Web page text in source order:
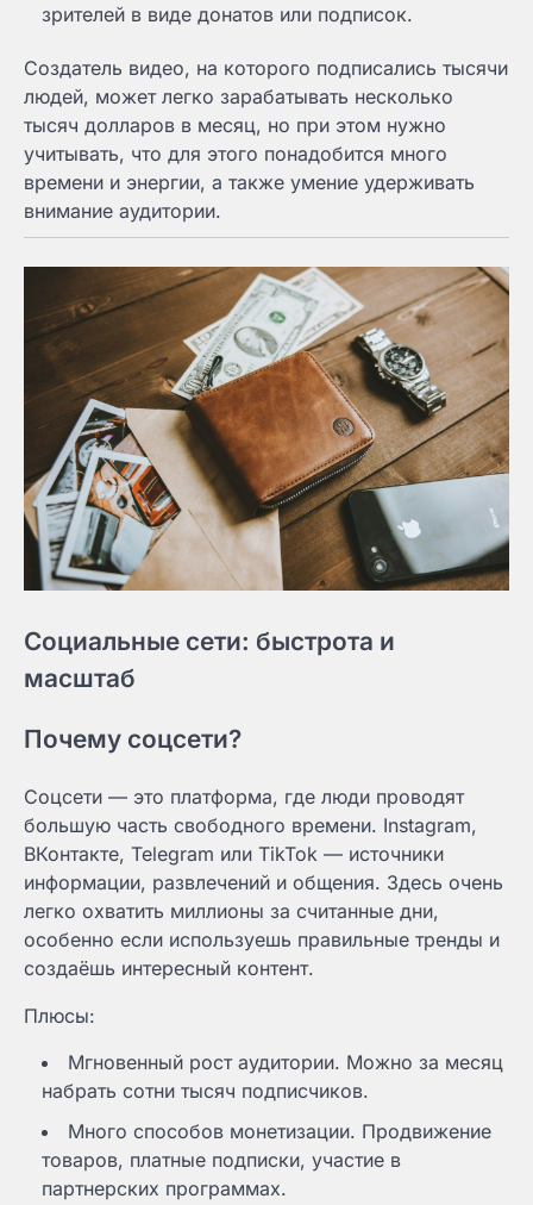
зрителей в виде донатов или подписок.
Создатель видео, на которого подписались тысячи
людей, может легко зарабатывать несколько
тысяч долларов в месяц, но при этом нужно
учитывать, что для этого понадобится много
времени и энергии, а также умение удерживать
внимание аудитории.
Социальные сети: быстрота и
масштаб
Почему соцсети?
Соцсети — это платформа, где люди проводят
большую часть свободного времени. Instagram,
ВКонтакте, Telegram или TikTok — источники
информации, развлечений и общения. Здесь очень
легко охватить миллионы за считанные дни,
особенно если используешь правильные тренды и
создаёшь интересный контент.
Плюсы:
Мгновенный рост аудитории. Можно за месяц
набрать сотни тысяч подписчиков.
Много способов монетизации. Продвижение
товаров, платные подписки, участие в
партнерских программах.